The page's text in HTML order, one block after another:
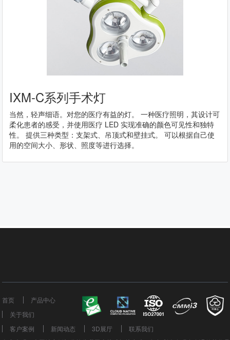
IXM-C系列手术灯
当然，轻声细语。对您的医疗有益的灯。 一种医疗照明，其设计可
柔化患者的感受，并使用医疗 LED 实现准确的颜色可见性和独特
性。 提供三种类型：支架式、吊顶式和壁挂式。 可以根据自己使
用的空间大小、形状、照度等进行选择。
首页
产品中心
关于我们
客户案例
新闻动态 3D展厅
联系我们